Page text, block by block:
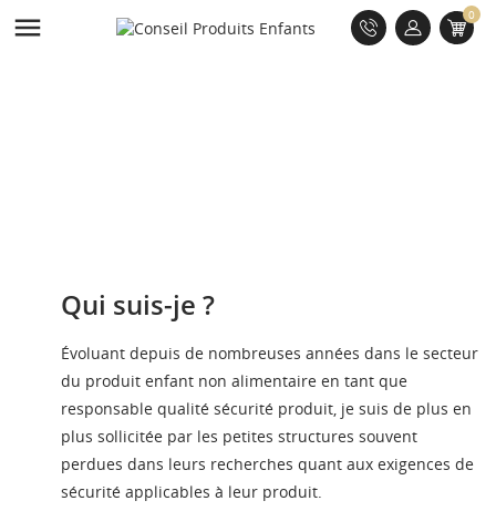
 0
Qui suis-je ?
Évoluant depuis de nombreuses années dans le secteur
du produit enfant non alimentaire en tant que
responsable qualité sécurité produit, je suis de plus en
plus sollicitée par les petites structures souvent
perdues dans leurs recherches quant aux exigences de
sécurité applicables à leur produit.